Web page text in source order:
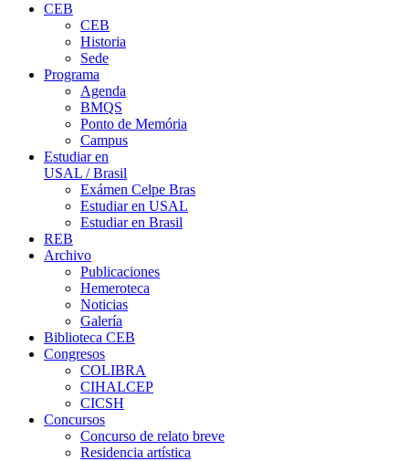
CEB
CEB
Historia
Sede
Programa
Agenda
BMQS
Ponto de Memória
Campus
Estudiar en
USAL / Brasil
Exámen Celpe Bras
Estudiar en USAL
Estudiar en Brasil
REB
Archivo
Publicaciones
Hemeroteca
Noticias
Galería
Biblioteca CEB
Congresos
COLIBRA
CIHALCEP
CICSH
Concursos
Concurso de relato breve
Residencia artística